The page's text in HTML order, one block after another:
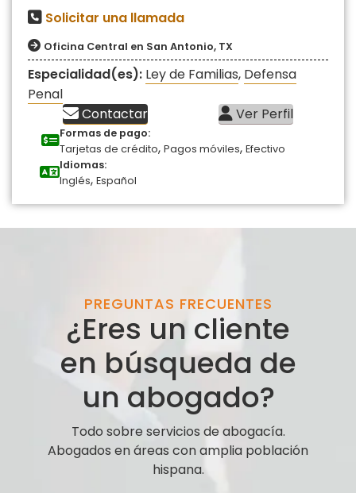
Solicitar una llamada
Oficina Central en San Antonio, TX
Especialidad(es): Ley de Familias, Defensa
Penal
Contactar
Ver Perfil
Formas de pago:
Tarjetas de crédito, Pagos móviles, Efectivo
Idiomas:
Inglés, Español
PREGUNTAS FRECUENTES
¿Eres un cliente
en búsqueda de
un abogado?
Todo sobre servicios de abogacía.
Abogados en áreas con amplia población
hispana.